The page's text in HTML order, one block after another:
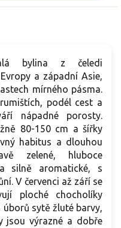
bylina z čeledi
a západní Asie,
mírného pásma.
podél cest a
nápadné porosty.
80-150 cm a šířky
habitus a dlouhou
zelené, hluboce
silně aromatické, s
V červenci až září se
ploché chocholíky
sytě žluté barvy,
jsou výrazné a dobře